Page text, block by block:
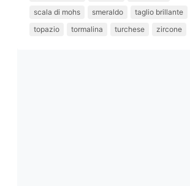
scala di mohs
smeraldo
taglio brillante
topazio
tormalina turchese zircone